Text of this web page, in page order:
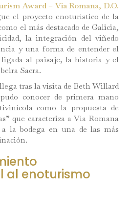
Award – Via Romana, D.O.
el proyecto enoturístico de la
el más destacado de Galicia,
la integración del viñedo
y una forma de entender el
al paisaje, la historia y el
Sacra.
tras la visita de Beth Willard
conocer de primera mano
como la propuesta de
que caracteriza a Vía Romana
la bodega en una de las más
al enoturismo